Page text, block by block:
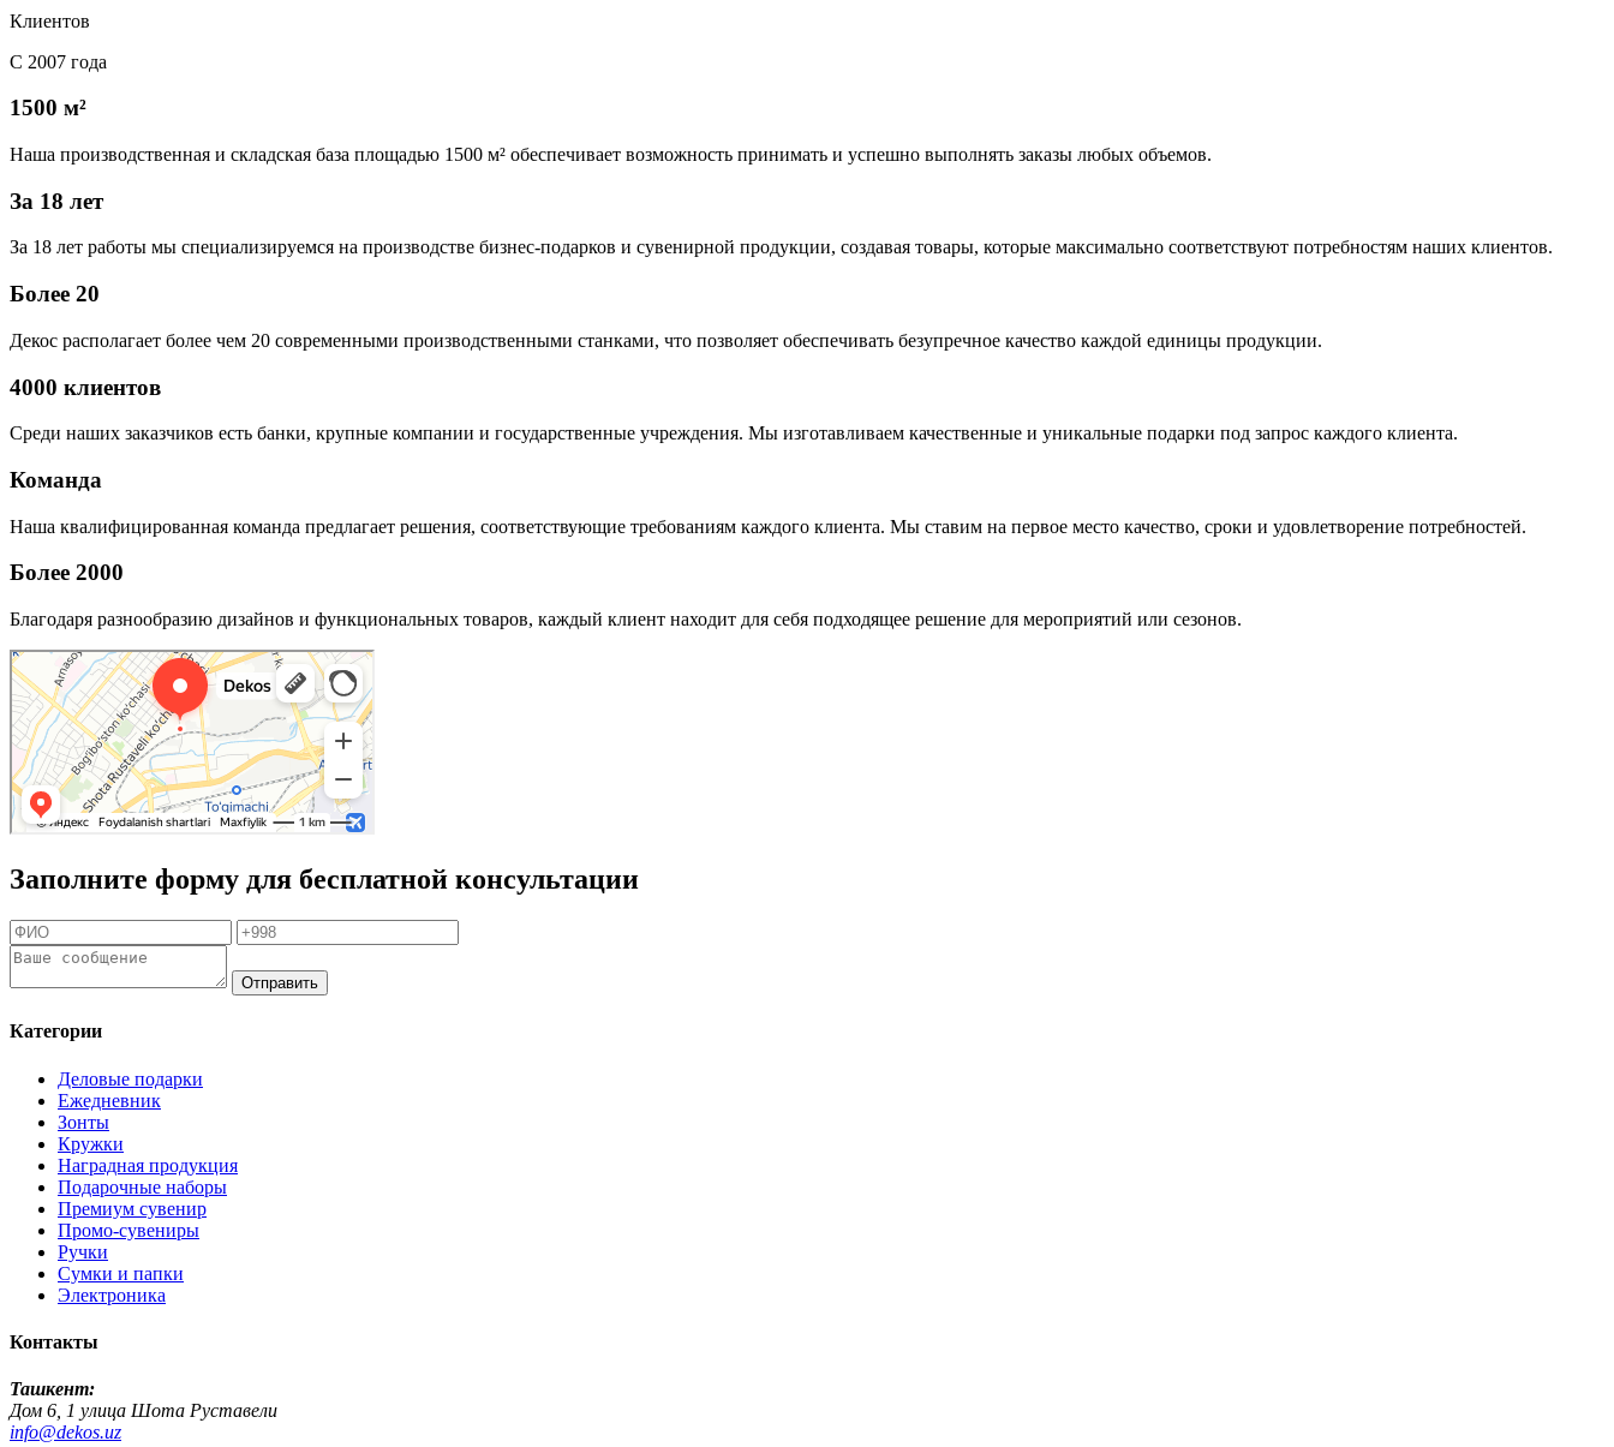
Клиентов
С 2007 года
1500 м²
Наша производственная и складская база площадью 1500 м² обеспечивает возможность принимать и успешно выполнять заказы любых объемов.
За 18 лет
За 18 лет работы мы специализируемся на производстве бизнес-подарков и сувенирной продукции, создавая товары, которые максимально соответствуют потребностям наших клиентов.
Более 20
Декос располагает более чем 20 современными производственными станками, что позволяет обеспечивать безупречное качество каждой единицы продукции.
4000 клиентов
Среди наших заказчиков есть банки, крупные компании и государственные учреждения. Мы изготавливаем качественные и уникальные подарки под запрос каждого клиента.
Команда
Наша квалифицированная команда предлагает решения, соответствующие требованиям каждого клиента. Мы ставим на первое место качество, сроки и удовлетворение потребностей.
Более 2000
Благодаря разнообразию дизайнов и функциональных товаров, каждый клиент находит для себя подходящее решение для мероприятий или сезонов.
Заполните форму для бесплатной консультации
Отправить
Категории
Деловые подарки
Ежедневник
Зонты
Кружки
Наградная продукция
Подарочные наборы
Премиум сувенир
Промо-сувениры
Ручки
Сумки и папки
Электроника
Контакты
Ташкент:
Дом 6, 1 улица Шота Руставели
info@dekos.uz